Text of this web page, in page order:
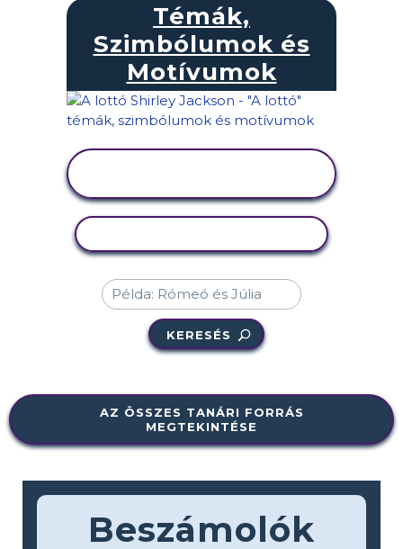
Témák,
Szimbólumok és
Motívumok
KERESÉS
AZ ÖSSZES TANÁRI FORRÁS
MEGTEKINTÉSE
Beszámolók